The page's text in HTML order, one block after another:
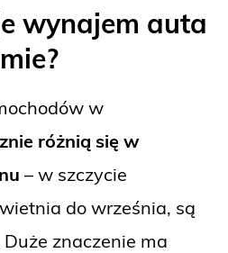
wynajem auta
w
różnią się w
– w szczycie
do września, są
znaczenie ma